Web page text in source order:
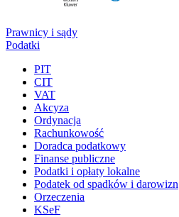
Prawnicy i sądy
Podatki
PIT
CIT
VAT
Akcyza
Ordynacja
Rachunkowość
Doradca podatkowy
Finanse publiczne
Podatki i opłaty lokalne
Podatek od spadków i darowizn
Orzeczenia
KSeF